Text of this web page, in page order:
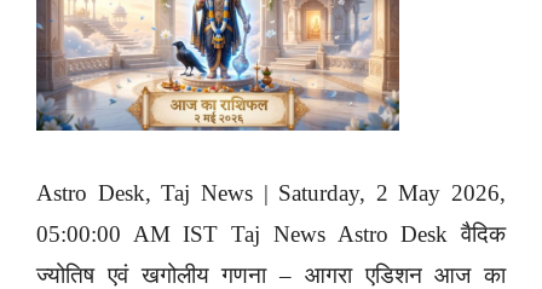
Astro Desk, Taj News | Saturday, 2 May 2026,
05:00:00 AM IST Taj News Astro Desk वैदिक
ज्योतिष एवं खगोलीय गणना – आगरा एडिशन आज का